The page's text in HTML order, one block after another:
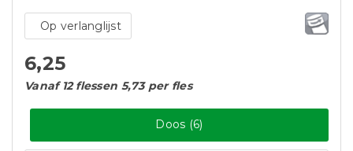
Op verlanglijst
6,25
Vanaf 12 flessen 5,73 per fles
Doos (6)